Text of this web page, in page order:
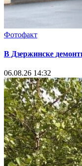
Фотофакт
В Дзержинске
06.08.26 14:32